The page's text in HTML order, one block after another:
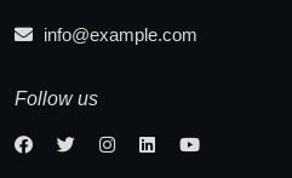
info@example.com
Follow us